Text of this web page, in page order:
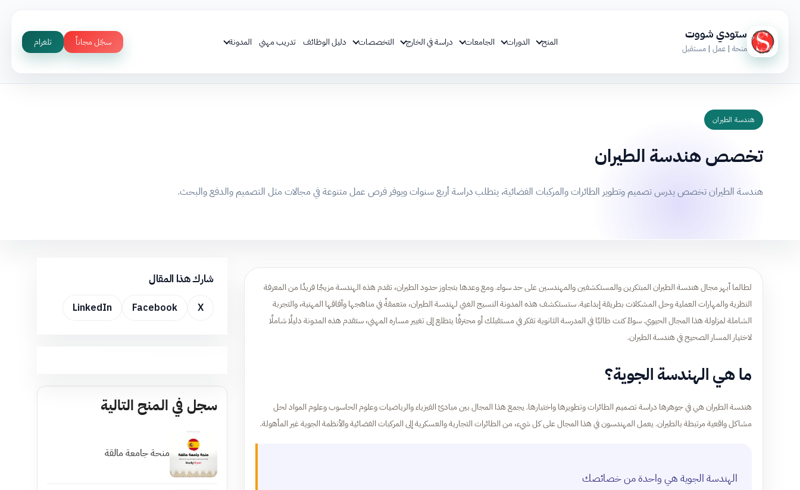
ستودي شووت
منحة | عمل | مستقبل
المنح الدورات الجامعات دراسة في الخارج التخصصات دليل الوظائف تدريب مهني المدونة سجّل مجاناً تلغرام
هندسة الطيران
تخصص هندسة الطيران
هندسة الطيران تخصص يدرس تصميم وتطوير الطائرات والمركبات الفضائية، يتطلب دراسة أربع سنوات ويوفر فرص عمل متنوعة في مجالات مثل التصميم والدفع والبحث.
لطالما أبهر مجال هندسة الطيران المبتكرين والمستكشفين والمهندسين على حد سواء. ومع وعدها بتجاوز حدود الطيران، تقدم هذه الهندسة مزيجًا فريدًا من المعرفة
النظرية والمهارات العملية وحل المشكلات بطريقة إبداعية. ستستكشف هذه المدونة النسيج الغني لهندسة الطيران، متعمقةً في مناهجها وآفاقها المهنية، والتجربة
الشاملة لمزاولة هذا المجال الحيوي. سواءً كنت طالبًا في المدرسة الثانوية تفكر في مستقبلك أو محترفًا يتطلع إلى تغيير مساره المهني، ستقدم هذه المدونة دليلًا شاملًا
لاختيار المسار الصحيح في هندسة الطيران.
ما هي الهندسة الجوية؟
هندسة الطيران هي في جوهرها دراسة تصميم الطائرات وتطويرها واختبارها. يجمع هذا المجال بين مبادئ الفيزياء والرياضيات وعلوم الحاسوب وعلوم المواد لحل
مشاكل واقعية مرتبطة بالطيران. يعمل المهندسون في هذا المجال على كل شيء، من الطائرات التجارية والعسكرية إلى المركبات الفضائية والأنظمة الجوية غير المأهولة.
الهندسة الجوية هي واحدة من خصائصك
شارك هذا المقال
X
Facebook
LinkedIn
سجل في المنح التالية
منحة جامعة مالقة